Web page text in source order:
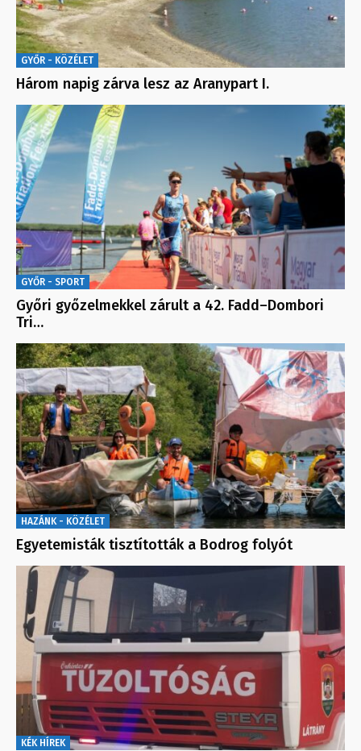
GYŐR - KÖZÉLET
Három napig zárva lesz az Aranypart I.
GYŐR - SPORT
Győri győzelmekkel zárult a 42. Fadd–Dombori
Tri…
HAZÁNK - KÖZÉLET
Egyetemisták tisztították a Bodrog folyót
KÉK HÍREK